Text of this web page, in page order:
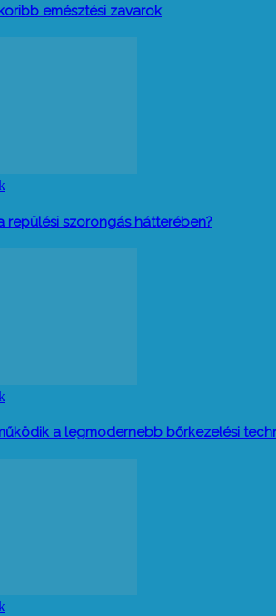
emésztési zavarok
repülési szorongás hátterében?
a legmodernebb bőrkezelési